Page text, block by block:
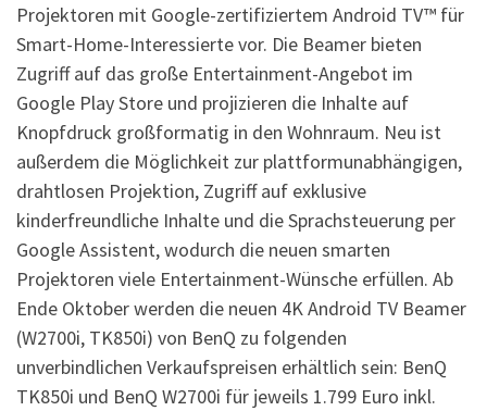
Projektoren mit Google-zertifiziertem Android TV™ für
Smart-Home-Interessierte vor. Die Beamer bieten
Zugriff auf das große Entertainment-Angebot im
Google Play Store und projizieren die Inhalte auf
Knopfdruck großformatig in den Wohnraum. Neu ist
außerdem die Möglichkeit zur plattformunabhängigen,
drahtlosen Projektion, Zugriff auf exklusive
kinderfreundliche Inhalte und die Sprachsteuerung per
Google Assistent, wodurch die neuen smarten
Projektoren viele Entertainment-Wünsche erfüllen. Ab
Ende Oktober werden die neuen 4K Android TV Beamer
(W2700i, TK850i) von BenQ zu folgenden
unverbindlichen Verkaufspreisen erhältlich sein: BenQ
TK850i und BenQ W2700i für jeweils 1.799 Euro inkl.